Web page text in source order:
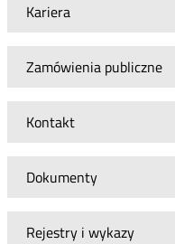
Kariera
Zamówienia publiczne
Kontakt
Dokumenty
Rejestry i wykazy